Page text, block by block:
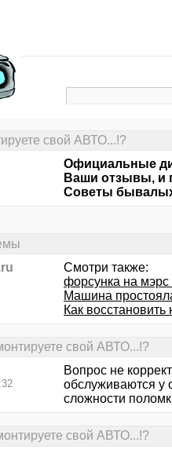
свой АВТО...!?
Официальные
Ваши отзывы, и
Советы
Смотри также:
форсунка на
Машина
Как
свой АВТО...!?
Вопрос не
обслуживаются у
сложности
свой АВТО...!?